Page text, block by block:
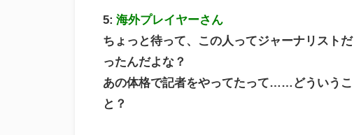
5: 海外プレイヤーさん
ちょっと待って、この人ってジャーナリストだ
ったんだよな？
あの体格で記者をやってたって……どういうこ
と？